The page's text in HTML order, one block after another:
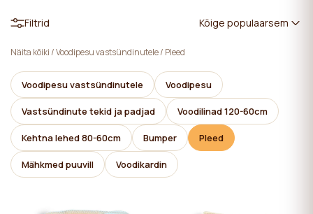
Filtrid Kõige populaarsem
Näita kõiki/Voodipesu vastsündinutele/ Pleed
Voodipesu vastsündinutele Voodipesu
Vastsündinute tekid ja padjad Voodilinad 120-60cm
Kehtna lehed 80-60cm Bumper Pleed
Mähkmed puuvill Voodikardin
kasutamiseks ei ole vaja kasutaja nõusolekut.